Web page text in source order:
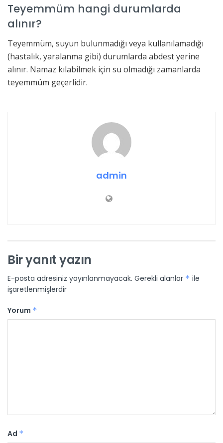
Teyemmüm hangi durumlarda
alınır?
Teyemmüm, suyun bulunmadığı veya kullanılamadığı
(hastalık, yaralanma gibi) durumlarda abdest yerine
alınır. Namaz kılabilmek için su olmadığı zamanlarda
teyemmüm geçerlidir.
admin
Bir yanıt yazın
E-posta adresiniz yayınlanmayacak. Gerekli alanlar * ile
işaretlenmişlerdir
Yorum *
Ad *